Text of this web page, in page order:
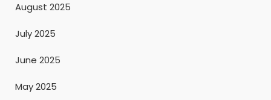
August 2025
July 2025
June 2025
May 2025